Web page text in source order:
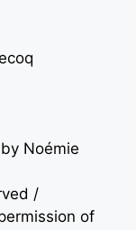
Noémie
/
of